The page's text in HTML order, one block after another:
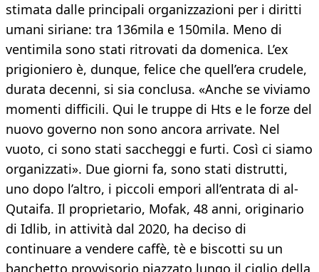
stimata dalle principali organizzazioni per i diritti
umani siriane: tra 136mila e 150mila. Meno di
ventimila sono stati ritrovati da domenica. L’ex
prigioniero è, dunque, felice che quell’era crudele,
durata decenni, si sia conclusa. «Anche se viviamo
momenti difficili. Qui le truppe di Hts e le forze del
nuovo governo non sono ancora arrivate. Nel
vuoto, ci sono stati saccheggi e furti. Così ci siamo
organizzati». Due giorni fa, sono stati distrutti,
uno dopo l’altro, i piccoli empori all’entrata di al-
Qutaifa. Il proprietario, Mofak, 48 anni, originario
di Idlib, in attività dal 2020, ha deciso di
continuare a vendere caffè, tè e biscotti su un
banchetto provvisorio piazzato lungo il ciglio della